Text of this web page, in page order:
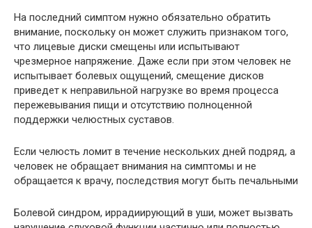
На последний симптом нужно обязательно обратить
внимание, поскольку он может служить признаком того,
что лицевые диски смещены или испытывают
чрезмерное напряжение. Даже если при этом человек не
испытывает болевых ощущений, смещение дисков
приведет к неправильной нагрузке во время процесса
пережевывания пищи и отсутствию полноценной
поддержки челюстных суставов.
Если челюсть ломит в течение нескольких дней подряд, а
человек не обращает внимания на симптомы и не
обращается к врачу, последствия могут быть печальными
Болевой синдром, иррадиирующий в уши, может вызвать